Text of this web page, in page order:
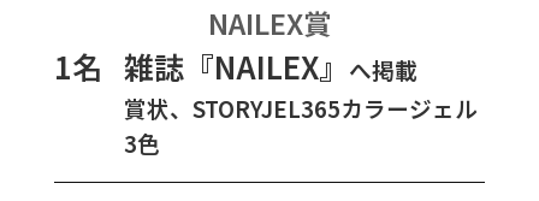
NAILEX賞
1名 雑誌『NAILEX』 へ掲載
賞状、STORYJEL365カラージェル
3色